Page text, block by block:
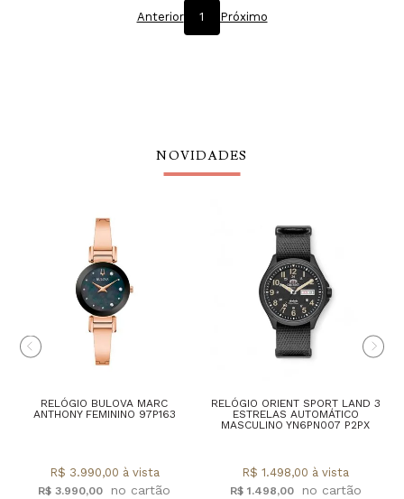
Anterior 1 Próximo
NOVIDADES
RELÓGIO BULOVA MARC
ANTHONY FEMININO 97P163
R$ 3.990,00
R$ 3.990,00 à vista
RELÓGIO ORIENT SPORT LAND 3
ESTRELAS AUTOMÁTICO
MASCULINO YN6PN007 P2PX
R$ 1.498,00
R$ 1.498,00 à vista